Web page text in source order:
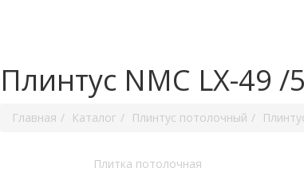
Плинтус NMC LX-49
Главная Каталог Плинтус потолочный
Плитка потолочная